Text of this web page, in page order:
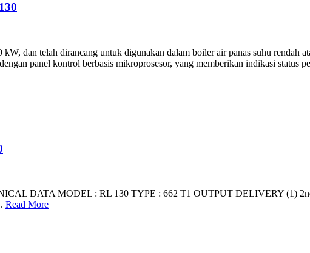
dan telah dirancang untuk digunakan dalam boiler air panas suhu rendah
panel kontrol berbasis mikroprosesor, yang memberikan indikasi status
DATA MODEL : RL 130 TYPE : 662 T1 OUTPUT DELIVERY (1) 2nd
Read More